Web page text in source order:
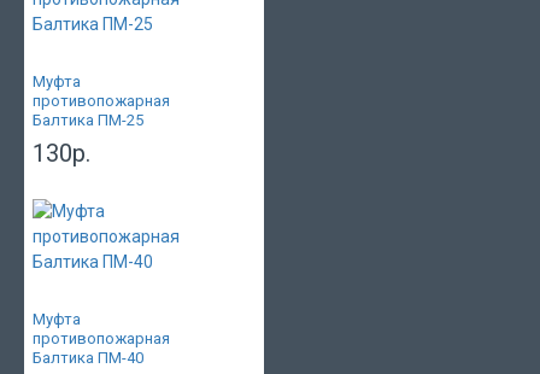
Муфта
противопожарная
Балтика ПМ-25
130р.
Муфта
противопожарная
Балтика ПМ-40